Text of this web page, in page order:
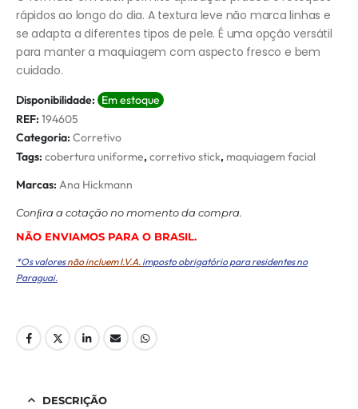
rápidos ao longo do dia. A textura leve não marca linhas e
se adapta a diferentes tipos de pele. É uma opção versátil
para manter a maquiagem com aspecto fresco e bem
cuidado.
Disponibilidade: Em estoque
REF: 194605
Categoria: Corretivo
Tags: cobertura uniforme,corretivo stick, maquiagem facial
Marcas: Ana Hickmann
Conﬁra a cotação no momento da compra.
NÃO ENVIAMOS PARA O BRASIL.
*Os valoresnão incluem I.V.A. imposto obrigatório para residentes no
Paraguai.
DESCRIÇÃO